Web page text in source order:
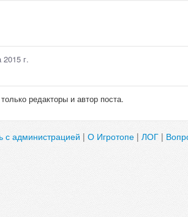
2015 г.
редакторы и автор поста.
с администрацией | О Игротопе | ЛОГ |